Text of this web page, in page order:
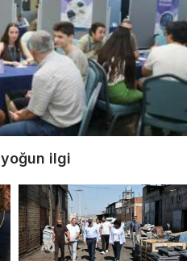
yoğun ilgi